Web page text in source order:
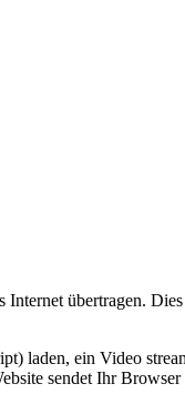
übertragen.
laden, ein Video
sendet Ihr